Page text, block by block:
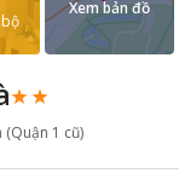
(Quận 1 cũ)
Xem bản đồ